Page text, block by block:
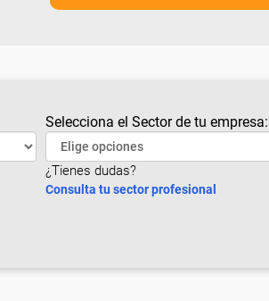
Selecciona el Sector de tu empresa:
¿Tienes dudas?
Consulta tu sector profesional